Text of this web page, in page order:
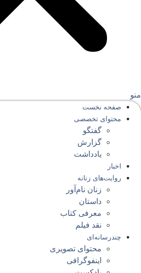
صفحه‌ نخست
محتوای‌ تخصصی
گفتگو
گزارش
یادداشت
اخبار
روایت‌های زنانه
زنان نام‌آور
داستان
معرفی کتاب
نقد فیلم
چندرسانه‌ای
محتوای تصویری
اینفوگرافی